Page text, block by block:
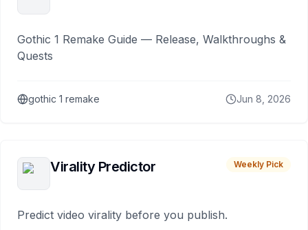
Gothic 1 Remake Guide — Release, Walkthroughs &
Quests
gothic 1 remake Jun 8, 2026
Virality Predictor Weekly Pick
Predict video virality before you publish.